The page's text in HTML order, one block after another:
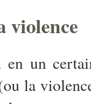
violence
en un
la